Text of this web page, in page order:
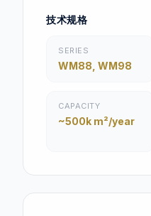
技术规格
SERIES
WM88, WM98
CAPACITY
~500k m²/year